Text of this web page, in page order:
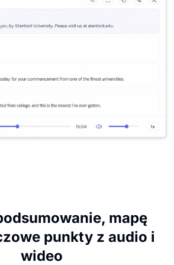
mapę
punkty z audio i
wideo